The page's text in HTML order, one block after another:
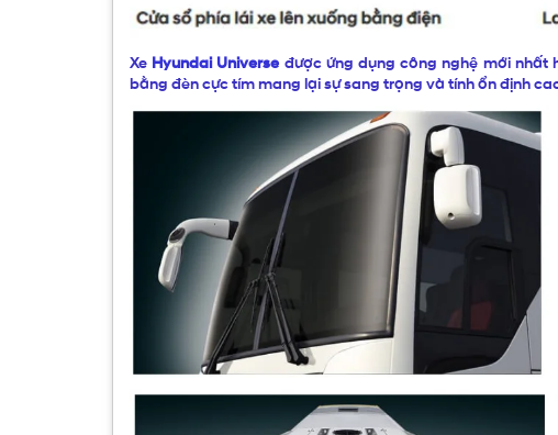
Xe Hyundai Universe được ứng dụng công nghệ mới nhất
bằng đèn cực tím mang lại sự sang trọng và tính ổn định